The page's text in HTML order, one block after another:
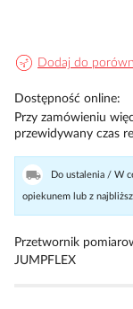
Dodaj do
Dostępność online
Przy zamówieniu
przewidywany czas
Do ustalenia / W
opiekunem lub z
Przetwornik
JUMPFLEX